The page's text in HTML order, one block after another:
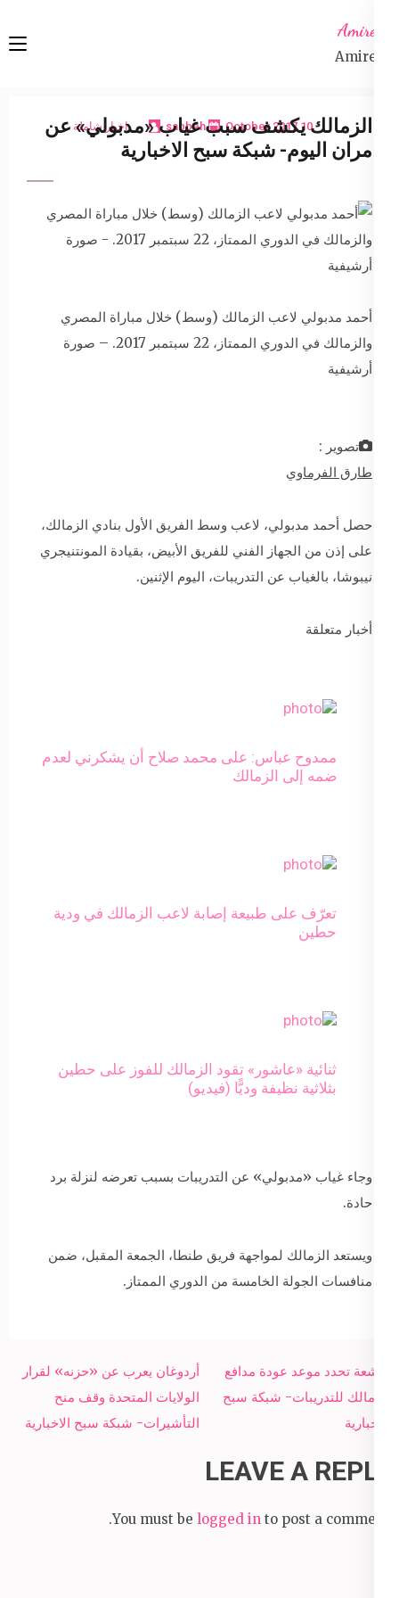
content
Enter)
Amireta
Amireta
10 October 2017
sabbeh اخبار شاملة
الزمالك يكشف سبب غياب «مدبولي» عن
مران اليوم- شبكة سبح الاخبارية
أحمد مدبولي لاعب الزمالك (وسط) خلال مباراة المصري
والزمالك في الدوري الممتاز، 22 سبتمبر 2017. – صورة
أرشيفية
تصوير :
طارق الفرماوي
حصل أحمد مدبولي، لاعب وسط الفريق الأول بنادي الزمالك،
على إذن من الجهاز الفني للفريق الأبيض، بقيادة المونتنيجري
نيبوشا، بالغياب عن التدريبات، اليوم الإثنين.
أخبار متعلقة
ممدوح عباس: على محمد صلاح أن يشكرني لعدم
ضمه إلى الزمالك
تعرّف على طبيعة إصابة لاعب الزمالك في ودية
حطين
ثنائية «عاشور» تقود الزمالك للفوز على حطين
بثلاثية نظيفة وديًّا (فيديو)
وجاء غياب «مدبولي» عن التدريبات بسبب تعرضه لنزلة برد
حادة.
ويستعد الزمالك لمواجهة فريق طنطا، الجمعة المقبل، ضمن
منافسات الجولة الخامسة من الدوري الممتاز.
Post
navigation
أردوغان يعرب عن «حزنه» لقرار
الولايات المتحدة وقف منح
التأشيرات- شبكة سبح الاخبارية
الأشعة تحدد موعد عودة مدافع
الزمالك للتدريبات- شبكة سبح
الاخبارية
LEAVE A REPLY
You must be logged in to post a comment.